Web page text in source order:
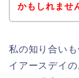
かもしれませ
私の知り合い
イアースデイ